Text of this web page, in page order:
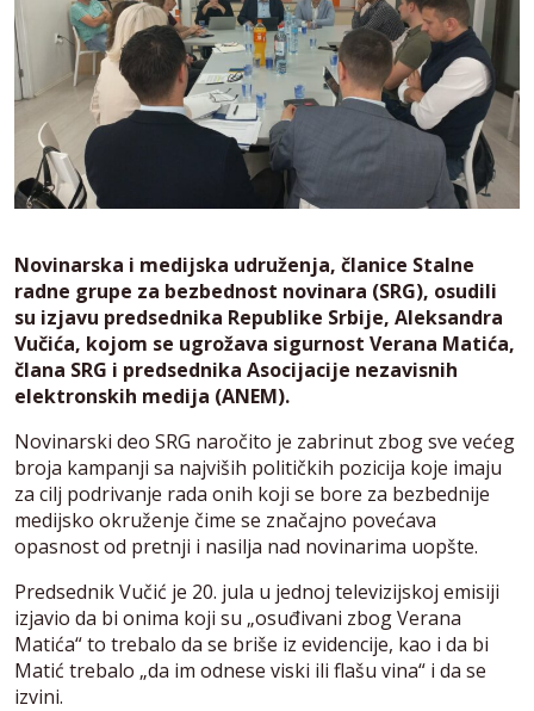
Novinarska i medijska udruženja, članice Stalne
radne grupe za bezbednost novinara (SRG), osudili
su izjavu predsednika Republike Srbije, Aleksandra
Vučića, kojom se ugrožava sigurnost Verana Matića,
člana SRG i predsednika Asocijacije nezavisnih
elektronskih medija (ANEM).
Novinarski deo SRG naročito je zabrinut zbog sve većeg
broja kampanji sa najviših političkih pozicija koje imaju
za cilj podrivanje rada onih koji se bore za bezbednije
medijsko okruženje čime se značajno povećava
opasnost od pretnji i nasilja nad novinarima uopšte.
Predsednik Vučić je 20. jula u jednoj televizijskoj emisiji
izjavio da bi onima koji su „osuđivani zbog Verana
Matića“ to trebalo da se briše iz evidencije, kao i da bi
Matić trebalo „da im odnese viski ili flašu vina“ i da se
izvini.